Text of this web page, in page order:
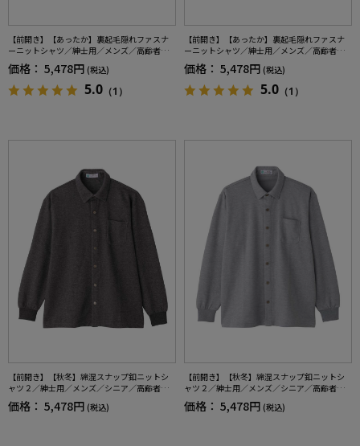
【前開き】【あったか】裏起毛隠れファスナ
ーニットシャツ／紳士用／メンズ／高齢者／
シニア／秋冬／洗濯機OK／お出かけ／おしゃ
れ／名前記入欄付き／ギフト／プレゼント【C
F】
価格： 5,478円 (税込)
5.0 （1）
【前開き】【あったか】裏起毛隠れファスナ
ーニットシャツ／紳士用／メンズ／高齢者／
シニア／秋冬／洗濯機OK／お出かけ／おしゃ
れ／名前記入欄付き／ギフト／プレゼント【C
F】
価格： 5,478円 (税込)
5.0 （1）
【前開き】【秋冬】綿混スナップ釦ニットシ
ャツ２／紳士用／メンズ／シニア／高齢者／
スナップボタン／着脱簡単／名前記入欄付／
胸ポケット／秋冬／プレゼント／ギフト【C
価格： 5,478円 (税込)
【前開き】【秋冬】綿混スナップ釦ニットシ
ャツ２／紳士用／メンズ／シニア／高齢者／
スナップボタン／着脱簡単／名前記入欄付／
胸ポケット／秋冬／プレゼント／ギフト【C
価格： 5,478円 (税込)